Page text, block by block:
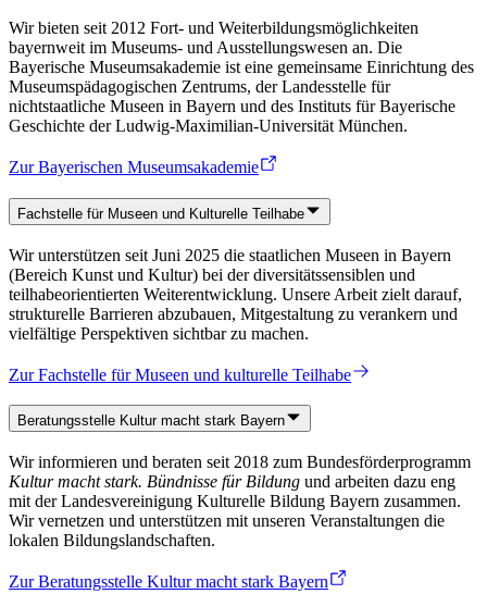
Wir bieten seit 2012 Fort- und Weiterbildungsmöglichkeiten
bayernweit im Museums- und Ausstellungswesen an. Die
Bayerische Museumsakademie ist eine gemeinsame Einrichtung des
Museumspädagogischen Zentrums, der Landesstelle für
nichtstaatliche Museen in Bayern und des Instituts für Bayerische
Geschichte der Ludwig-Maximilian-Universität München.
Zur Bayerischen Museumsakademie
Fachstelle für Museen und Kulturelle Teilhabe
Wir unterstützen seit Juni 2025 die staatlichen Museen in Bayern
(Bereich Kunst und Kultur) bei der diversitätssensiblen und
teilhabeorientierten Weiterentwicklung. Unsere Arbeit zielt darauf,
strukturelle Barrieren abzubauen, Mitgestaltung zu verankern und
vielfältige Perspektiven sichtbar zu machen.
Zur Fachstelle für Museen und kulturelle Teilhabe
Beratungsstelle Kultur macht stark Bayern
Wir informieren und beraten seit 2018 zum Bundesförderprogramm
Kultur macht stark. Bündnisse für Bildung und arbeiten dazu eng
mit der Landesvereinigung Kulturelle Bildung Bayern zusammen.
Wir vernetzen und unterstützen mit unseren Veranstaltungen die
lokalen Bildungslandschaften.
Zur Beratungsstelle Kultur macht stark Bayern